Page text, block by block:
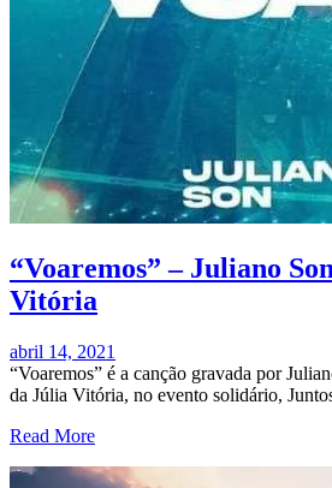
“Voaremos” – Juliano
Vitória
abril 14, 2021
“Voaremos” é a canção gravada por
da Júlia Vitória, no evento solidário,
Read More